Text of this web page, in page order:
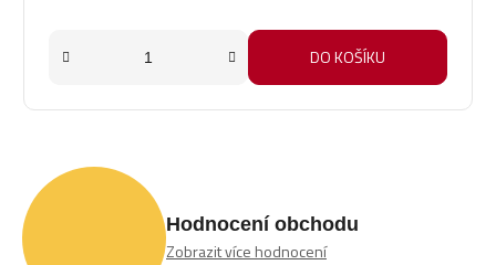
DO KOŠÍKU
Hodnocení obchodu
Zobrazit více hodnocení